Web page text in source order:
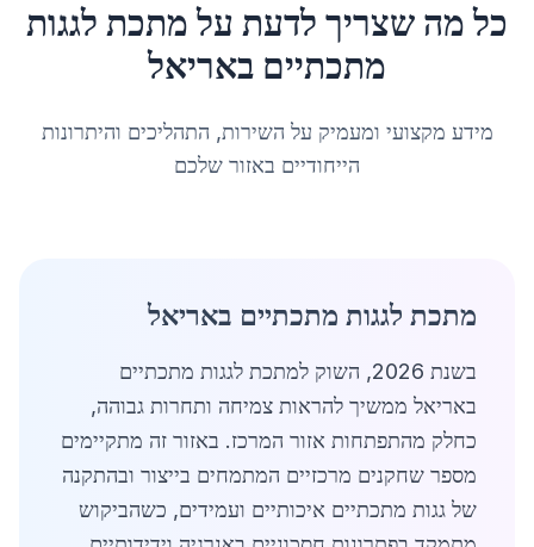
כל מה שצריך לדעת עלמתכת לגגות
מתכתיים באריאל
מידע מקצועי ומעמיק על השירות, התהליכים והיתרונות
הייחודיים באזור שלכם
מתכת לגגות מתכתיים באריאל
בשנת 2026, השוק למתכת לגגות מתכתיים
באריאל ממשיך להראות צמיחה ותחרות גבוהה,
כחלק מהתפתחות אזור המרכז. באזור זה מתקיימים
מספר שחקנים מרכזיים המתמחים בייצור ובהתקנה
של גגות מתכתיים איכותיים ועמידים, כשהביקוש